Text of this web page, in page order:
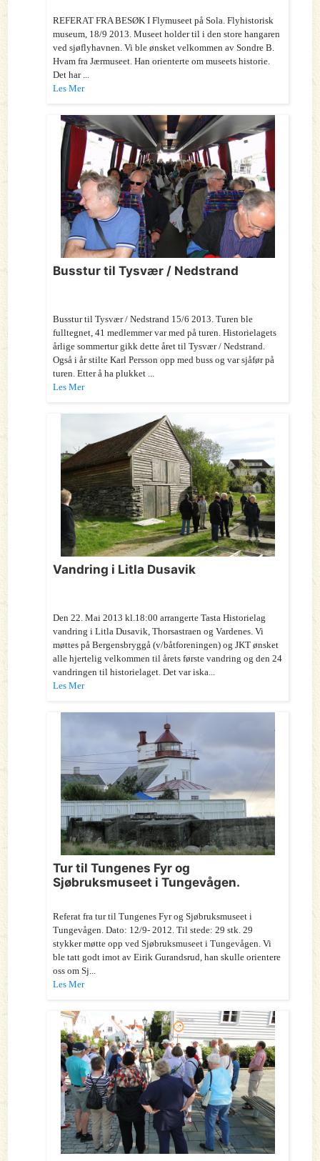
REFERAT FRA BESØK I Flymuseet på Sola. Flyhistorisk
museum, 18/9 2013. Museet holder til i den store hangaren
ved sjøflyhavnen. Vi ble ønsket velkommen av Sondre B.
Hvam fra Jærmuseet. Han orienterte om museets historie.
Det har ...
Les Mer
Busstur til Tysvær / Nedstrand
Busstur til Tysvær / Nedstrand 15/6 2013. Turen ble
fulltegnet, 41 medlemmer var med på turen. Historielagets
årlige sommertur gikk dette året til Tysvær / Nedstrand.
Også i år stilte Karl Persson opp med buss og var sjåfør på
turen. Etter å ha plukket ...
Les Mer
Vandring i Litla Dusavik
Den 22. Mai 2013 kl.18:00 arrangerte Tasta Historielag
vandring i Litla Dusavik, Thorsastraen og Vardenes. Vi
møttes på Bergensbryggå (v/båtforeningen) og JKT ønsket
alle hjertelig velkommen til årets første vandring og den 24
vandringen til historielaget. Det var iska...
Les Mer
Tur til Tungenes Fyr og
Sjøbruksmuseet i Tungevågen.
Referat fra tur til Tungenes Fyr og Sjøbruksmuseet i
Tungevågen. Dato: 12/9- 2012. Til stede: 29 stk. 29
stykker møtte opp ved Sjøbruksmuseet i Tungevågen. Vi
ble tatt godt imot av Eirik Gurandsrud, han skulle orientere
oss om Sj...
Les Mer